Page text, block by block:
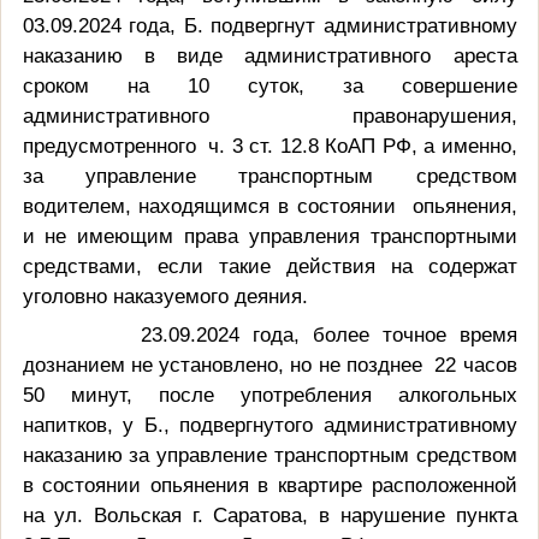
03.09.2024 года, Б. подвергнут административному
наказанию в виде административного ареста
сроком на 10 суток, за совершение
административного правонарушения,
предусмотренного ч. 3 ст. 12.8 КоАП РФ, а именно,
за управление транспортным средством
водителем, находящимся в состоянии опьянения,
и не имеющим права управления транспортными
средствами, если такие действия на содержат
уголовно наказуемого деяния.
23.09.2024 года, более точное время
дознанием не установлено, но не позднее 22 часов
50 минут, после употребления алкогольных
напитков, у Б., подвергнутого административному
наказанию за управление транспортным средством
в состоянии опьянения в квартире расположенной
на ул. Вольская г. Саратова, в нарушение пункта